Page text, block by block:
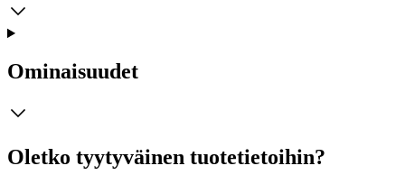
Ominaisuudet
Oletko tyytyväinen tuotetietoihin?